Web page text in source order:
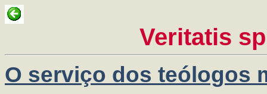
Veritatis
O serviço dos teólogos